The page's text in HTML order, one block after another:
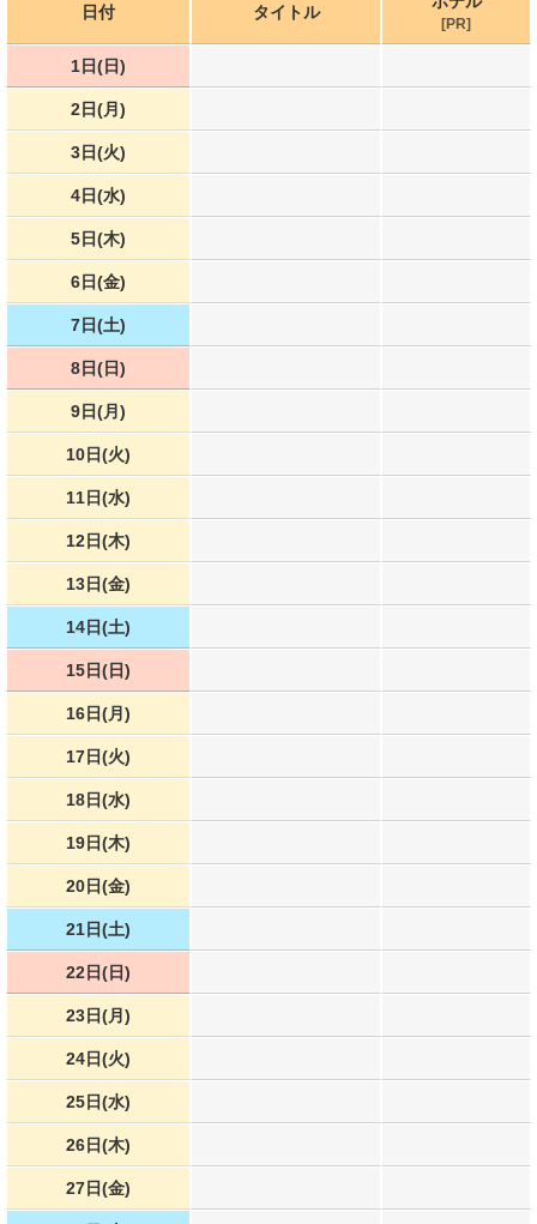
日付 タイトル
[PR]
1日(日)
2日(月)
3日(火)
4日(水)
5日(木)
6日(金)
7日(土)
8日(日)
9日(月)
10日(火)
11日(水)
12日(木)
13日(金)
14日(土)
15日(日)
16日(月)
17日(火)
18日(水)
19日(木)
20日(金)
21日(土)
22日(日)
23日(月)
24日(火)
25日(水)
26日(木)
27日(金)